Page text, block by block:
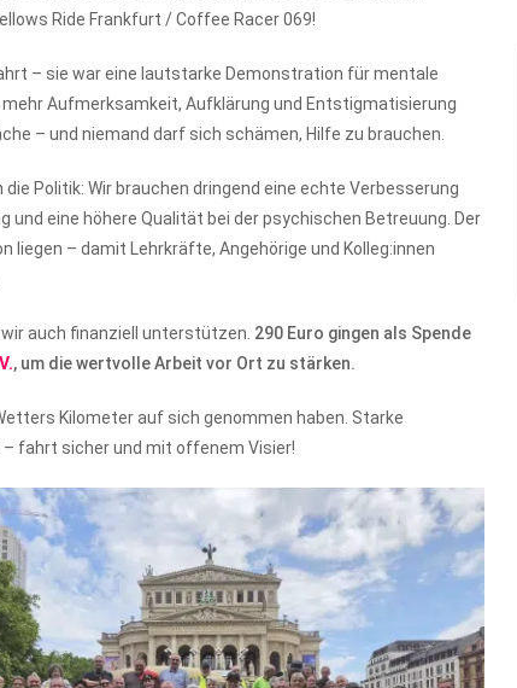
Ride Frankfurt / Coffee Racer 069!
– sie war eine lautstarke Demonstration für mentale
Aufmerksamkeit, Aufklärung und Entstigmatisierung
– und niemand darf sich schämen, Hilfe zu brauchen.
Politik: Wir brauchen dringend eine echte Verbesserung
eine höhere Qualität bei der psychischen Betreuung. Der
liegen – damit Lehrkräfte, Angehörige und Kolleg:innen
auch finanziell unterstützen. 290 Euro gingen als Spende
, um die wertvolle Arbeit vor Ort zu stärken.
Kilometer auf sich genommen haben. Starke
fahrt sicher und mit offenem Visier!